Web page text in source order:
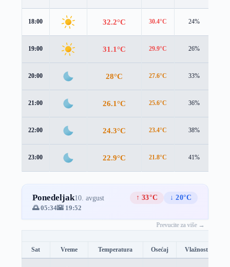
18:00 32.2°C 30.4°C 24%
19:00 31.1°C 29.9°C 26%
20:00 28°C 27.6°C 33%
21:00 26.1°C 25.6°C 36%
22:00 24.3°C 23.4°C 38%
23:00 22.9°C 21.8°C 41%
Ponedeljak10. avgust ↑ 33°C
↓ 20°C
🌅 05:34🌇 19:52
Prevucite za više →
Sat Vreme Temperatura Osećaj Vlažnost